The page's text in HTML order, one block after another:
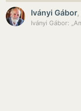
Iványi Gábor,